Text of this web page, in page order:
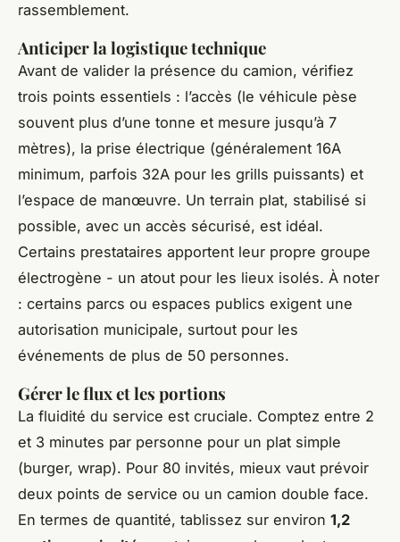
rassemblement.
Anticiper la logistique technique
Avant de valider la présence du camion, vérifiez
trois points essentiels : l’accès (le véhicule pèse
souvent plus d’une tonne et mesure jusqu’à 7
mètres), la prise électrique (généralement 16A
minimum, parfois 32A pour les grills puissants) et
l’espace de manœuvre. Un terrain plat, stabilisé si
possible, avec un accès sécurisé, est idéal.
Certains prestataires apportent leur propre groupe
électrogène - un atout pour les lieux isolés. À noter
: certains parcs ou espaces publics exigent une
autorisation municipale, surtout pour les
événements de plus de 50 personnes.
Gérer le flux et les portions
La fluidité du service est cruciale. Comptez entre 2
et 3 minutes par personne pour un plat simple
(burger, wrap). Pour 80 invités, mieux vaut prévoir
deux points de service ou un camion double face.
En termes de quantité, tablissez sur environ 1,2